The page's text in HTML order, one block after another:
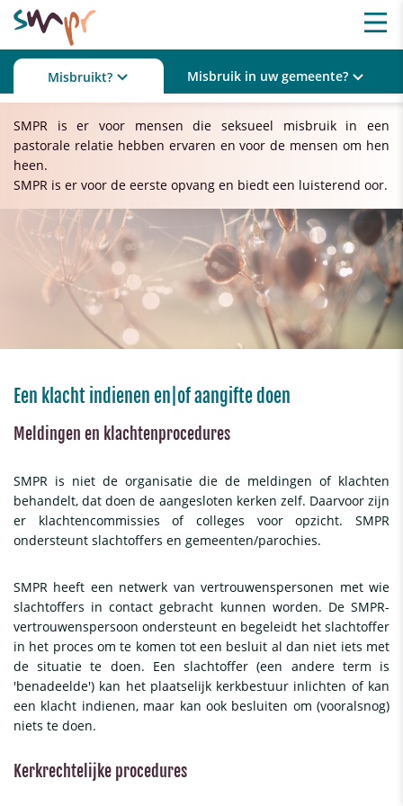
Misbruikt? Misbruik in uw gemeente?
SMPR is er voor mensen die seksueel misbruik in een
pastorale relatie hebben ervaren en voor de mensen om hen
heen.
SMPR is er voor de eerste opvang en biedt een luisterend oor.
Een klacht indienen en|of aangifte doen
Meldingen en klachtenprocedures
SMPR is niet de organisatie die de meldingen of klachten
behandelt, dat doen de aangesloten kerken zelf. Daarvoor zijn
er klachtencommissies of colleges voor opzicht. SMPR
ondersteunt slachtoffers en gemeenten/parochies.
SMPR heeft een netwerk van vertrouwenspersonen met wie
slachtoffers in contact gebracht kunnen worden. De SMPR-
vertrouwenspersoon ondersteunt en begeleidt het slachtoffer
in het proces om te komen tot een besluit al dan niet iets met
de situatie te doen. Een slachtoffer (een andere term is
'benadeelde') kan het plaatselijk kerkbestuur inlichten of kan
een klacht indienen, maar kan ook besluiten om (vooralsnog)
niets te doen.
Kerkrechtelijke procedures